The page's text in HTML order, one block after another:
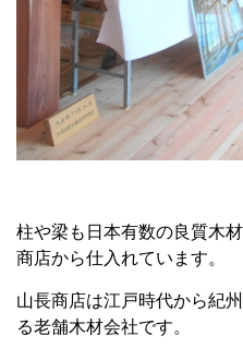
柱や梁も日本有数の良質木
商店から仕入れています。
山長商店は江戸時代から紀
る老舗木材会社です。